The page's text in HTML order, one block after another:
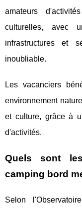
amateurs
culturelles, avec
infrastructures et
inoubliable.
Les vacanciers
environnement
et culture, grâce à
d'activités.
Quels sont
camping bord
Selon